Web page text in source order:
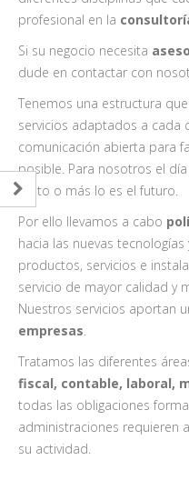
profesional en la
Si su negocio necesita
dude en contactar con
Tenemos una estructura
servicios adaptados a cada
comunicación abierta para
posible. Para nosotros el
tanto o más lo es el futuro.
Por ello llevamos a cabo
hacia las nuevas tecnologías
productos, servicios e
servicio de mayor calidad y
Nuestros servicios aportan
empresas.
Tratamos las diferentes
fiscal, contable, laboral,
todas las obligaciones
administraciones requieren
su actividad.